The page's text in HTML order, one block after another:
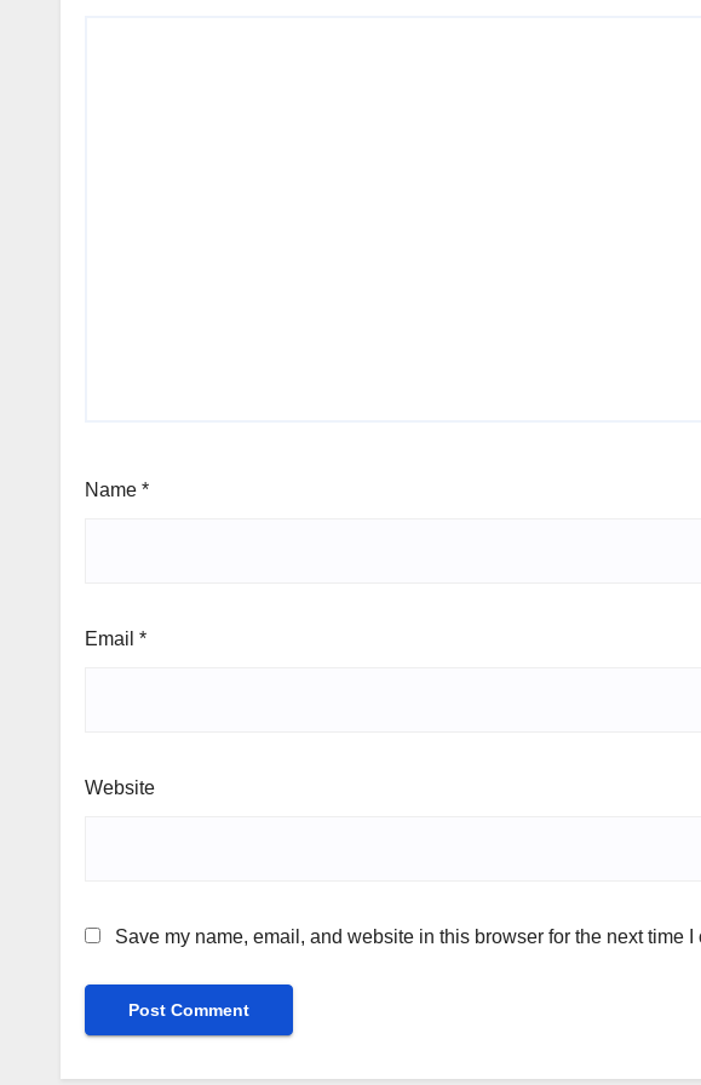
Name *
Email *
Website
Save my name, email, and website in this browser for the next time I